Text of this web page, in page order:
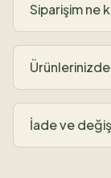
Siparişim ne
İade ve